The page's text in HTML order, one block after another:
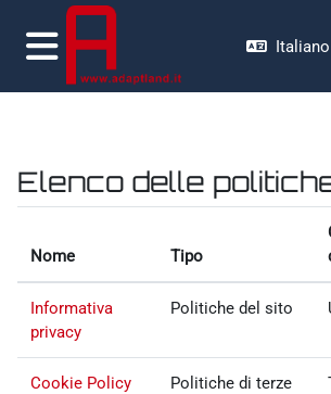
Vai al contenuto principale
Pannello laterale
Elenco delle
Nome Tipo
Informativa
privacy
Politiche del sito
Cookie Policy
Politiche di terze